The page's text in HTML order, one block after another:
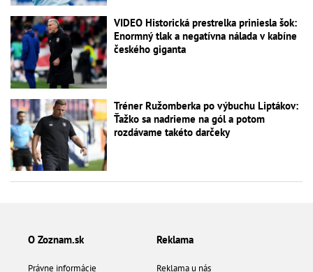
VIDEO Historická prestrelka priniesla šok:
Enormný tlak a negatívna nálada v kabíne
českého giganta
Tréner Ružomberka po výbuchu Liptákov:
Ťažko sa nadrieme na gól a potom
rozdávame takéto darčeky
O Zoznam.sk
Právne informácie
Reklama
Reklama u nás